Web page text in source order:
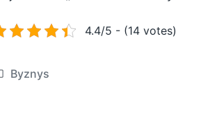
4.4/5 - (14 votes)
Byznys